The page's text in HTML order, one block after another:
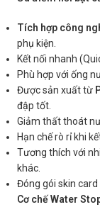
Tích hợp công
phụ kiện.
Kết nối nhanh
Phù hợp với ống
Được sản xuất từ
đập tốt.
Giảm thất thoát
Hạn chế rò rỉ khi
Tương thích với
khác.
Đóng gói skin card
Cơ chế Water